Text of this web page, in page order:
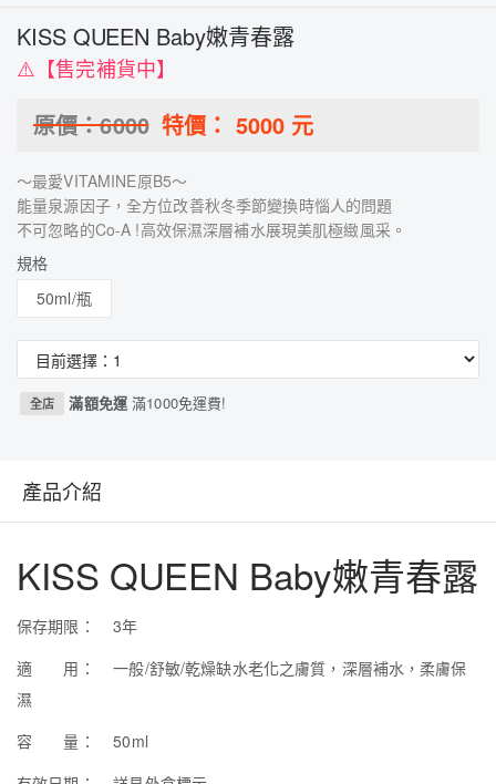
KISS QUEEN Baby嫩青春露
⚠️【售完補貨中】
原價：6000 特價： 5000 元
～最愛VITAMINE原B5～
能量泉源因子，全方位改善秋冬季節變換時惱人的問題
不可忽略的Co-A !高效保濕深層補水展現美肌極緻風采。
規格
50ml/瓶
全店 滿額免運滿1000免運費!
產品介紹
KISS QUEEN Baby嫩青春露
保存期限： 3年
適 用： 一般/舒敏/乾燥缺水老化之膚質，深層補水，柔膚保
濕
容 量： 50ml